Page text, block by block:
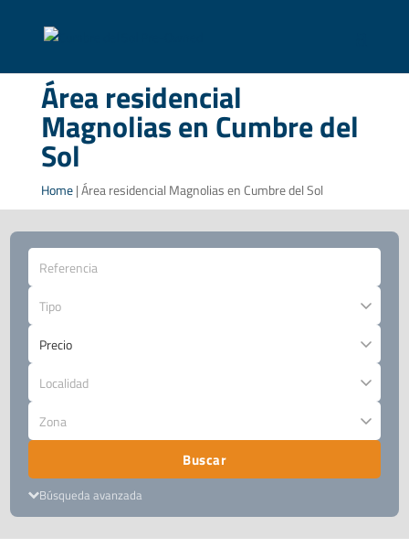
Área residencial
Magnolias en Cumbre del
Sol
Home|Área residencial Magnolias en Cumbre del Sol
Tipo
Localidad
Zona
Buscar
Búsqueda avanzada